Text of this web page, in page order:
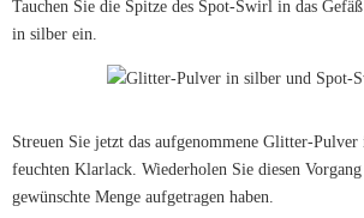
Tauchen Sie die Spitze des Spot-Swirl in das
in silber ein.
Streuen Sie jetzt das aufgenommene Glitter-
feuchten Klarlack. Wiederholen Sie diesen
gewünschte Menge aufgetragen haben.